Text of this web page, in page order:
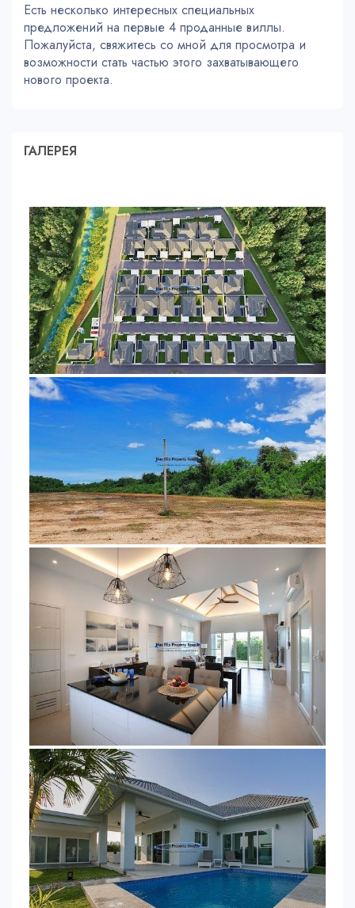
Есть несколько интересных специальных
предложений на первые 4 проданные виллы.
Пожалуйста, свяжитесь со мной для просмотра и
возможности стать частью этого захватывающего
нового проекта.
ГАЛЕРЕЯ